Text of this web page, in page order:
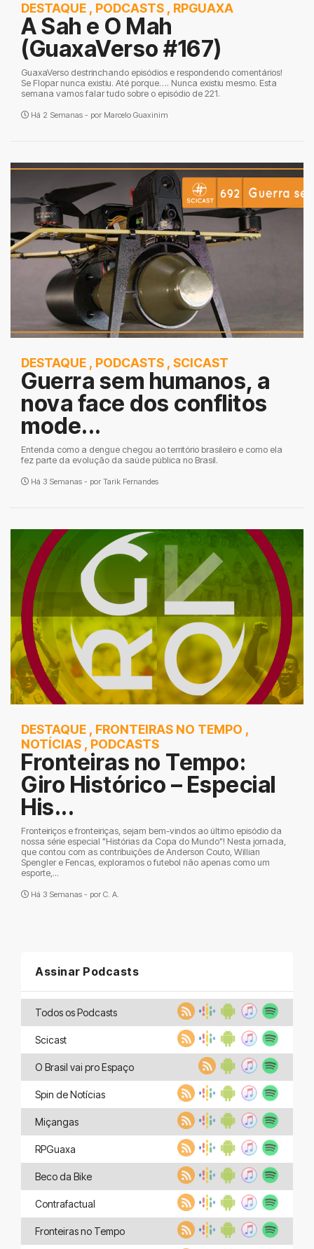
DESTAQUE , PODCASTS , RPGUAXA
A Sah e O Mah
(GuaxaVerso #167)
GuaxaVerso destrinchando episódios e respondendo comentários!
Se Flopar nunca existiu. Até porque…. Nunca existiu mesmo. Esta
semana vamos falar tudo sobre o episódio de 221.
Há 2 Semanas - por Marcelo Guaxinim
DESTAQUE , PODCASTS , SCICAST
Guerra sem humanos, a
nova face dos conflitos
mode...
Entenda como a dengue chegou ao território brasileiro e como ela
fez parte da evolução da saúde pública no Brasil.
Há 3 Semanas - por Tarik Fernandes
DESTAQUE , FRONTEIRAS NO TEMPO ,
NOTÍCIAS , PODCASTS
Fronteiras no Tempo:
Giro Histórico – Especial
His...
Fronteiriços e fronteiriças, sejam bem-vindos ao último episódio da
nossa série especial "Histórias da Copa do Mundo"! Nesta jornada,
que contou com as contribuições de Anderson Couto, Willian
Spengler e Fencas, exploramos o futebol não apenas como um
esporte,...
Há 3 Semanas - por C. A.
Assinar Podcasts
Todos os Podcasts
Scicast
O Brasil vai pro Espaço
Spin de Notícias
Miçangas
RPGuaxa
Beco da Bike
Contrafactual
Fronteiras no Tempo